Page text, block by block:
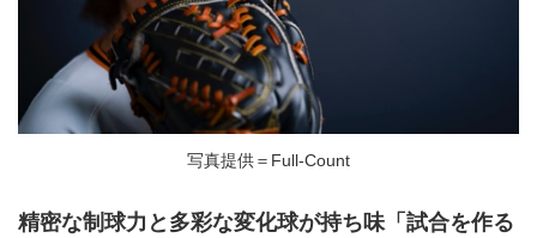
写真提供＝Full-Count
精密な制球力と多彩な変化球が持ち味「試合を作る